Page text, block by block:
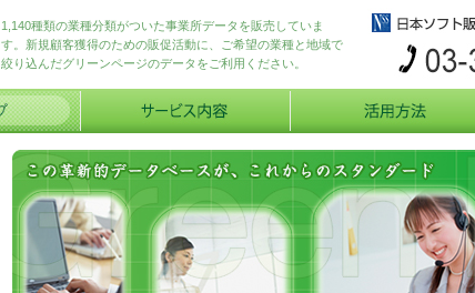
1,140種類の業種分類がついた事業所データを販売していま
す。新規顧客獲得のための販促活動に、ご希望の業種と地域で
絞り込んだグリーンページのデータをご利用ください。